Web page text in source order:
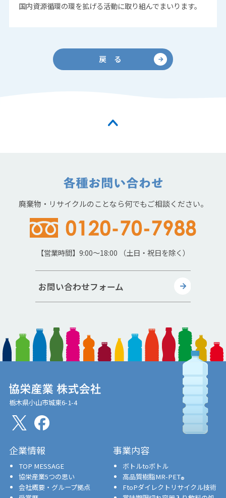
国内資源循環の環を拡げる活動に取り組んでまいります。
戻 る
廃棄物・リサイクルのことなら何でもご相談ください。
【営業時間】9:00～18:00 （土日・祝日を除く）
お問い合わせフォーム
栃木県小山市城東6-1-4
企業情報
TOP MESSAGE
協栄産業5つの思い
会社概要・グループ拠点
事業内容
ボトルtoボトル
高品質樹脂MR-PET®
FtoPダイレクトリサイクル技術